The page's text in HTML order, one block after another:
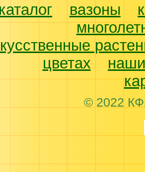
вазоны
цветах
© 2022